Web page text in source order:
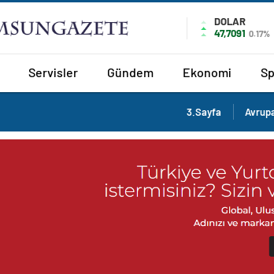
DOLAR
47,7091 0.17%
Servisler Gündem Ekonomi
3.Sayfa